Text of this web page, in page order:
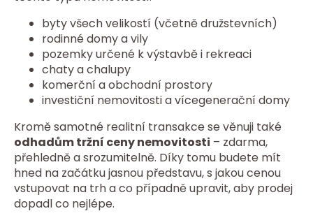
byty všech velikostí (včetně družstevních)
rodinné domy a vily
pozemky určené k výstavbě i rekreaci
chaty a chalupy
komerční a obchodní prostory
investiční nemovitosti a vícegenerační domy
Kromě samotné realitní transakce se věnuji také
odhadům tržní ceny nemovitosti – zdarma,
přehledně a srozumitelně. Díky tomu budete mít
hned na začátku jasnou představu, s jakou cenou
vstupovat na trh a co případně upravit, aby prodej
dopadl co nejlépe.